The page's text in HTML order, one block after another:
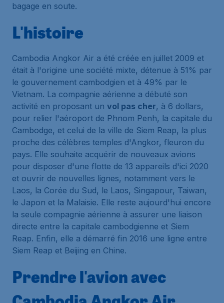
bagage en soute.
L'histoire
Cambodia Angkor Air a été créée en juillet 2009 et
était à l'origine une société mixte, détenue à 51% par
le gouvernement cambodgien et à 49% par le
Vietnam. La compagnie aérienne a débuté son
activité en proposant un vol pas cher, à 6 dollars,
pour relier l'aéroport de Phnom Penh, la capitale du
Cambodge, et celui de la ville de Siem Reap, la plus
proche des célèbres temples d'Angkor, fleuron du
pays. Elle souhaite acquérir de nouveaux avions
pour disposer d'une flotte de 13 appareils d'ici 2020
et ouvrir de nouvelles lignes, notamment vers le
Laos, la Corée du Sud, le Laos, Singapour, Taiwan,
le Japon et la Malaisie. Elle reste aujourd'hui encore
la seule compagnie aérienne à assurer une liaison
directe entre la capitale cambodgienne et Siem
Reap. Enfin, elle a démarré fin 2016 une ligne entre
Siem Reap et Beijing en Chine.
Prendre l'avion avec